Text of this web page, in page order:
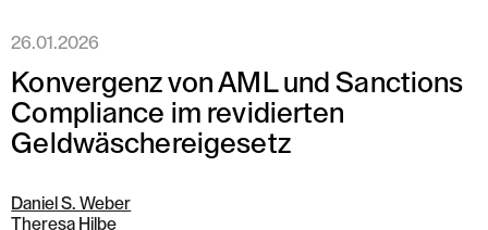
26.01.2026
Konvergenz von AML und Sanctions
Compliance im revidierten
Geldwäschereigesetz
Daniel S. Weber
Theresa Hilbe